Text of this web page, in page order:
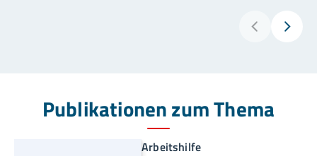
Publikationen zum Thema
Arbeitshilfe